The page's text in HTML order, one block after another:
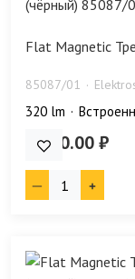
Flat Magnetic
85087/01
320 lm
1 130.00 ₽